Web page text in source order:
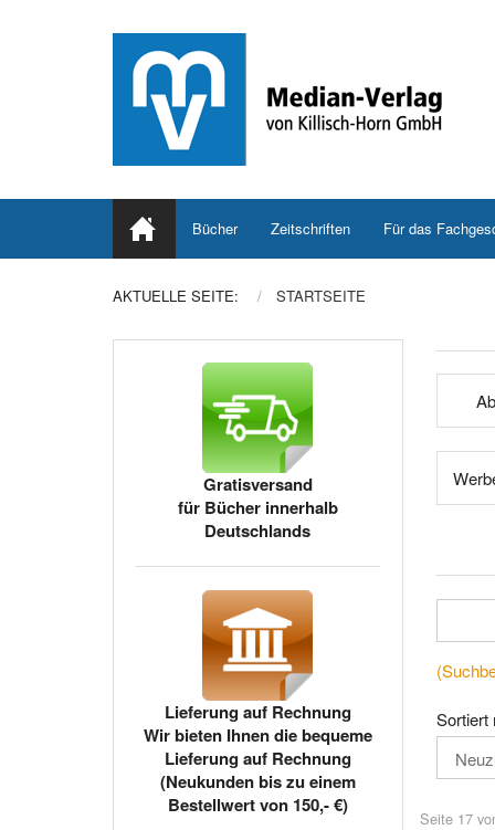
Bücher Zeitschriften Für das
AKTUELLE SEITE: STARTSEITE
Sortiert
Seite 17
Gratisversand
für Bücher innerhalb
Deutschlands
Lieferung auf Rechnung
Wir bieten Ihnen die bequeme
Lieferung auf Rechnung
(Neukunden bis zu einem
Bestellwert von 150,- €)